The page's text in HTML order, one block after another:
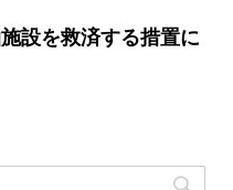
設を救済する措置に